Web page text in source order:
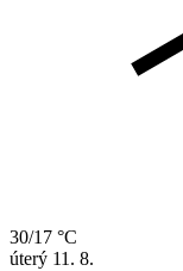
30/17 °C
úterý 11. 8.